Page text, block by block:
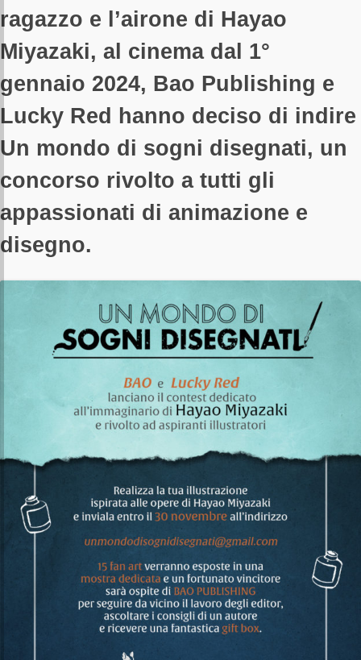
ragazzo e l’airone di Hayao
Miyazaki, al cinema dal 1°
gennaio 2024, Bao Publishing e
Lucky Red hanno deciso di indire
Un mondo di sogni disegnati, un
concorso rivolto a tutti gli
appassionati di animazione e
disegno.